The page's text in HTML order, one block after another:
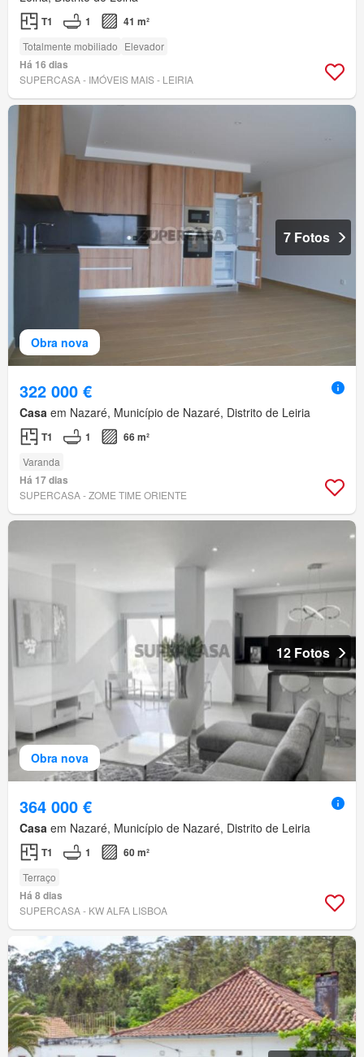
T1 1 41 m²
Totalmente mobiliado Elevador
Há 16 dias
SUPERCASA - IMÓVEIS MAIS - LEIRIA
Obra nova
7 Fotos
322 000 €
Casa em Nazaré, Município de Nazaré, Distrito de Leiria
T1 1 66 m²
Varanda
Há 17 dias
SUPERCASA - ZOME TIME ORIENTE
Obra nova
12 Fotos
364 000 €
Casa em Nazaré, Município de Nazaré, Distrito de Leiria
T1 1 60 m²
Terraço
Há 8 dias
SUPERCASA - KW ALFA LISBOA